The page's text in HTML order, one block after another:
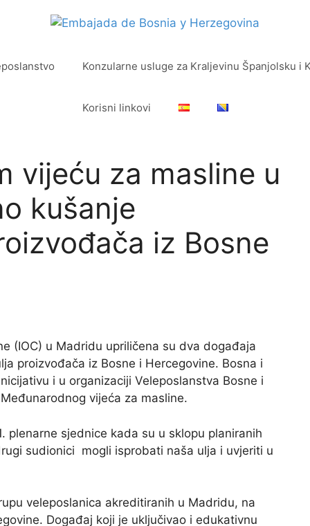
Konzularne usluge za Kraljevinu Španjolsku i
Korisni linkovi
vijeću za masline u
kušanje
iz Bosne
(IOC) u Madridu upriličena su dva događaja
proizvođača iz Bosne i Hercegovine. Bosna i
i u organizaciji Veleposlanstva Bosne i
vijeća za masline.
plenarne sjednice kada su u sklopu planiranih
sudionici mogli isprobati naša ulja i uvjeriti u
veleposlanica akreditiranih u Madridu, na
Događaj koji je uključivao i edukativnu